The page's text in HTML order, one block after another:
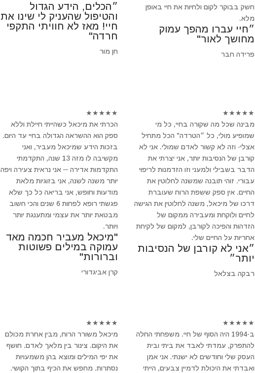
״הכלים, הידע הגדול
והטיפול שהעניק לי שינו את
חיי! מאז לא חוויתי התקפי
חרדה"
חן מור
חשק בבוקר לקום ולחיות את חיי באופן
מלא.
״חיי עברו מהפך עמוק
מחושך לאור"
פרידה חבר
★
★
★
★
★
הכרתי את מיכאל כשהייתי חיילת וללא
ספק הוא ההשראה הגדולה בחיי עד היום.
בזכות הידע שמיכאל מעביר, ואני
מקשיבה לו מזה 13 שנה, התקדמתי
התקדמות אדירה ─ אני נראית צעירה ויפה
יותר משנה לשנה, אני בזוגיות מלאת
מודעות וחופש, אני בריאה כל כך שלא
פגשתי רופא לפחות 6 שנים והכי חשוב
מבטאת יותר את עצמי ומתענגת יותר
ויותר.
"מיכאל מעביר חכמה מאד
עמוקה במילים פשוטות
וברורות"
קרן אביגדורי
★
★
★
★
★
מבינה שכל מה שקורה בחיי, כל מי
שמופיע מולי, כל ״הטרדה" הכל מתחיל
אצלי- וזה לא קשור לאדם שמולי. אני לא
קורבן של הנסיבות יותר, אני יצרתי את
הדבר בשבילי ולמעני וזו הזדמנות לריפוי
עבורי. זוהי תובנה שמשנה לחלוטין את
החיים. אין ספק ששפת הרוח שעוברת
דרכו של מיכאל, משנה לחלוטין את הגישה
לחיים ולוקחת ומעבירה ממקום של
הזדהות והפיכה לקורבן, למקום של לקיחת
אחריות על החיים שלי.
״אני לא קורבן של הנסיבות
יותר״
רבקה בצלאל
★
★
★
★
★
מיכאל משורר הרוח, מבין אחרת מכולם
את היקום. צינור בין מלאך לאדם. חושף
את יפי המילים ומוצא בהן משמעויות
נסתרות. מחפש את הכיף בתוך הקושי.
★
★
★
★
★
ב-1994 היה הסוף של חיי. משפחתי החלה
להתפרק, עמדתי לאבד את ביתי ובית
העסק שלי וחודשים לא ישנתי. אני אמן
ואבדתי את היכולת לדמיין צבעים, הייתי